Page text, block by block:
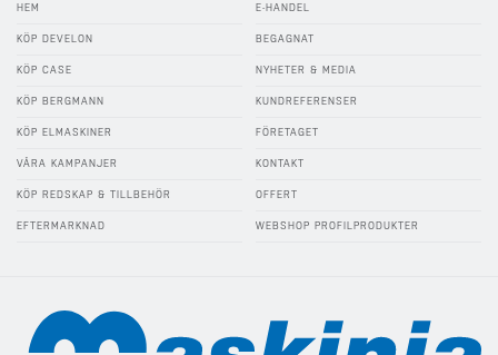
HEM
KÖP DEVELON
KÖP CASE
KÖP BERGMANN
KÖP ELMASKINER
VÅRA KAMPANJER
KÖP REDSKAP & TILLBEHÖR
EFTERMARKNAD
E-HANDEL
BEGAGNAT
NYHETER & MEDIA
KUNDREFERENSER
FÖRETAGET
KONTAKT
OFFERT
WEBSHOP PROFILPRODUKTER